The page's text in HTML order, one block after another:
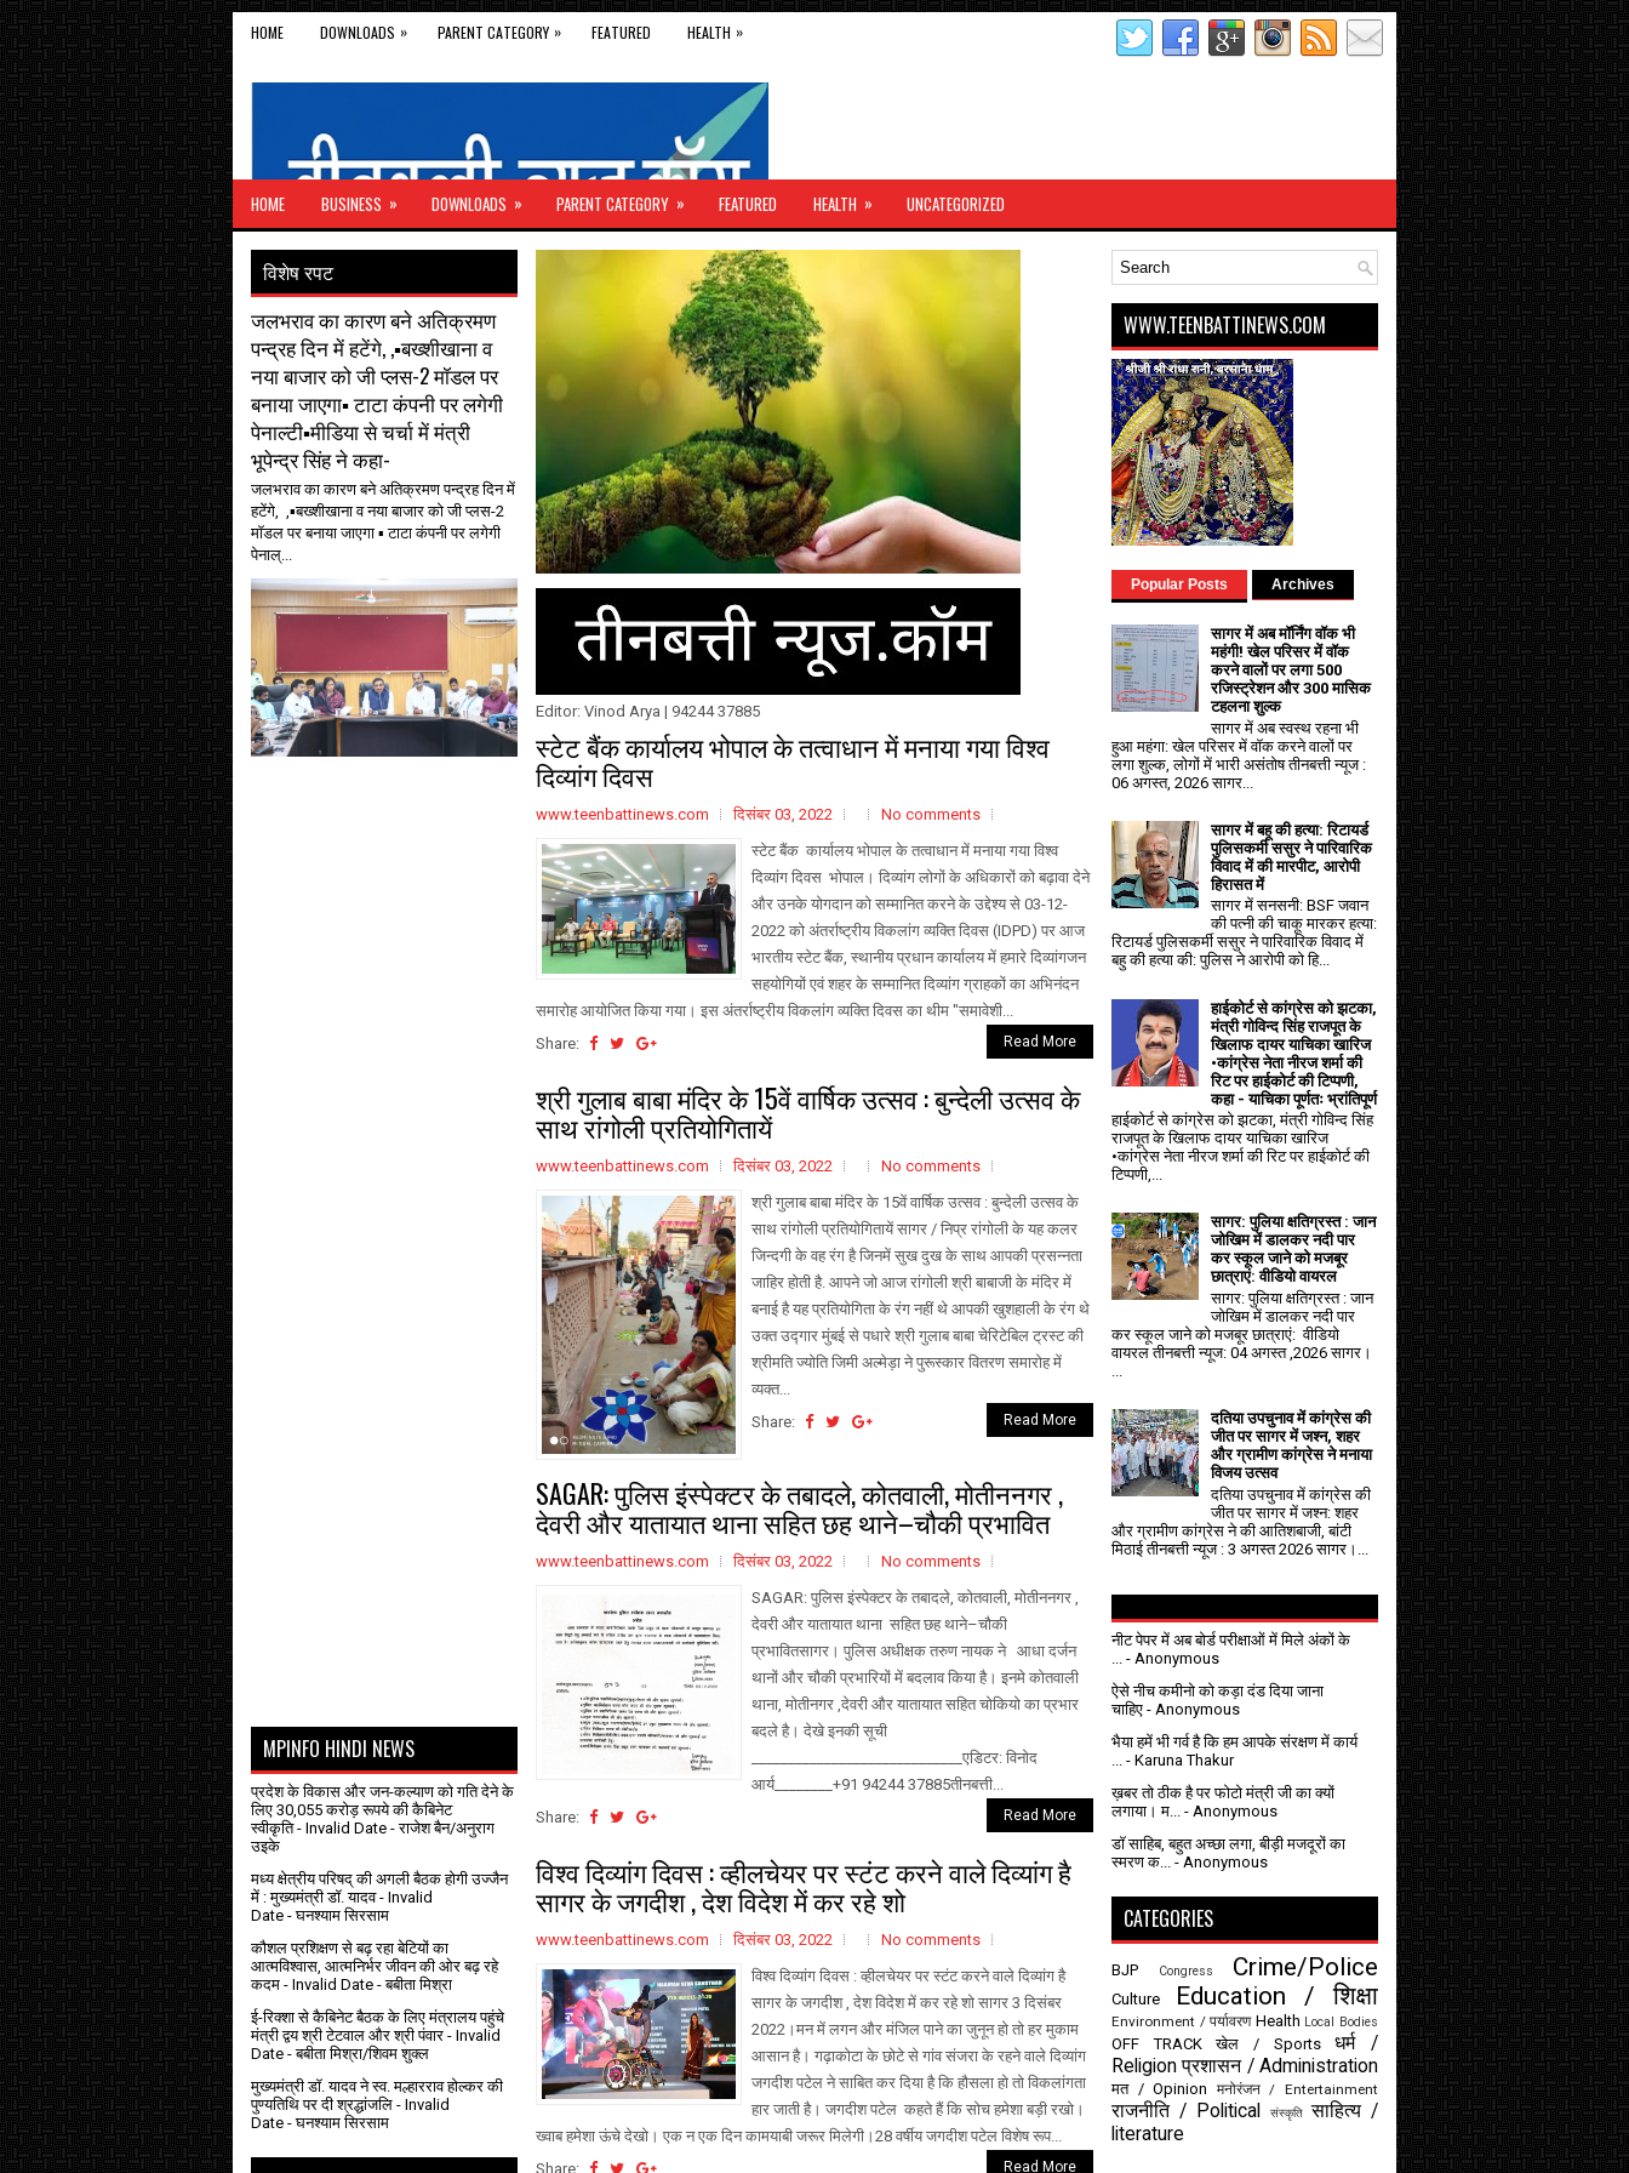
HOME DOWNLOADS » PARENT CATEGORY » FEATURED HEALTH »
HOME BUSINESS » DOWNLOADS » PARENT CATEGORY » FEATURED HEALTH » UNCATEGORIZED
Editor: Vinod Arya | 94244 37885
स्टेट बैंक कार्यालय भोपाल के तत्वाधान में मनाया गया विश्व
दिव्यांग दिवस
www.teenbattinews.com दिसंबर 03, 2022
No comments
स्टेट बैंक कार्यालय भोपाल के तत्वाधान में मनाया गया विश्व
दिव्यांग दिवस भोपाल। दिव्यांग लोगों के अधिकारों को बढ़ावा देने
और उनके योगदान को सम्मानित करने के उद्देश्य से 03-12-
2022 को अंतर्राष्ट्रीय विकलांग व्यक्ति दिवस (IDPD) पर आज
भारतीय स्टेट बैंक, स्थानीय प्रधान कार्यालय में हमारे दिव्यांगजन
सहयोगियों एवं शहर के सम्मानित दिव्यांग ग्राहकों का अभिनंदन
समारोह आयोजित किया गया। इस अंतर्राष्ट्रीय विकलांग व्यक्ति दिवस का थीम "समावेशी...
Share:
Read More
श्री गुलाब बाबा मंदिर के 15वें वार्षिक उत्सव : बुन्देली उत्सव के
साथ रांगोली प्रतियोगितायें
www.teenbattinews.com दिसंबर 03, 2022
No comments
श्री गुलाब बाबा मंदिर के 15वें वार्षिक उत्सव : बुन्देली उत्सव के
साथ रांगोली प्रतियोगितायें सागर / निप्र रांगोली के यह कलर
जिन्दगी के वह रंग है जिनमें सुख दुख के साथ आपकी प्रसन्नता
जाहिर होती है. आपने जो आज रांगोली श्री बाबाजी के मंदिर में
बनाई है यह प्रतियोगिता के रंग नहीं थे आपकी खुशहाली के रंग थे
उक्त उद्गार मुंबई से पधारे श्री गुलाब बाबा चेरिटेबिल ट्रस्ट की
श्रीमति ज्योति जिमी अल्मेड़ा ने पुरूस्कार वितरण समारोह में
व्यक्त...
Share:
Read More
SAGAR: पुलिस इंस्पेक्टर के तबादले, कोतवाली, मोतीननगर ,
देवरी और यातायात थाना सहित छह थाने–चौकी प्रभावित
www.teenbattinews.com दिसंबर 03, 2022
No comments
SAGAR: पुलिस इंस्पेक्टर के तबादले, कोतवाली, मोतीननगर ,
देवरी और यातायात थाना सहित छह थाने–चौकी
प्रभावितसागर। पुलिस अधीक्षक तरुण नायक ने आधा दर्जन
थानों और चौकी प्रभारियों में बदलाव किया है। इनमे कोतवाली
थाना, मोतीनगर ,देवरी और यातायात सहित चोकियो का प्रभार
बदले है। देखे इनकी सूची
_____________________________एडिटर: विनोद
आर्य________+91 94244 37885तीनबत्ती...
Share:
Read More
विश्व दिव्यांग दिवस : व्हीलचेयर पर स्टंट करने वाले दिव्यांग है
सागर के जगदीश , देश विदेश में कर रहे शो
www.teenbattinews.com दिसंबर 03, 2022
No comments
विश्व दिव्यांग दिवस : व्हीलचेयर पर स्टंट करने वाले दिव्यांग है
सागर के जगदीश , देश विदेश में कर रहे शो सागर 3 दिसंबर
2022।मन में लगन और मंजिल पाने का जुनून हो तो हर मुकाम
आसान है। गढ़ाकोटा के छोटे से गांव संजरा के रहने वाले दिव्यांग
जगदीश पटेल ने साबित कर दिया है कि हौसला हो तो विकलांगता
हार जाती है। जगदीश पटेल कहते हैं कि सोच हमेशा बड़ी रखो।
ख्वाब हमेशा ऊंचे देखो। एक न एक दिन कामयाबी जरूर मिलेगी।28 वर्षीय जगदीश पटेल विशेष रूप...
Share:
Read More
विशेष रपट
जलभराव का कारण बने अतिक्रमण
पन्द्रह दिन में हटेंगे, ,▪️बख्शीखाना व
नया बाजार को जी प्लस-2 मॉडल पर
बनाया जाएगा▪️ टाटा कंपनी पर लगेगी
पेनाल्टी▪️मीडिया से चर्चा में मंत्री
भूपेन्द्र सिंह ने कहा-
जलभराव का कारण बने अतिक्रमण पन्द्रह दिन में
हटेंगे, ,▪️बख्शीखाना व नया बाजार को जी प्लस-2
मॉडल पर बनाया जाएगा ▪️ टाटा कंपनी पर लगेगी
पेनाल्...
MPINFO HINDI NEWS
प्रदेश के विकास और जन-कल्याण को गति देने के
लिए 30,055 करोड़ रूपये की कैबिनेट
स्वीकृति- Invalid Date - राजेश बैन/अनुराग
उइके
मध्य क्षेत्रीय परिषद् की अगली बैठक होगी उज्जैन
में : मुख्यमंत्री डॉ. यादव- Invalid
Date - घनश्याम सिरसाम
कौशल प्रशिक्षण से बढ़ रहा बेटियों का
आत्मविश्वास, आत्मनिर्भर जीवन की ओर बढ़ रहे
कदम - Invalid Date - बबीता मिश्रा
ई-रिक्शा से कैबिनेट बैठक के लिए मंत्रालय पहुंचे
मंत्री द्वय श्री टेटवाल और श्री पंवार - Invalid
Date - बबीता मिश्रा/शिवम शुक्ल
मुख्यमंत्री डॉ. यादव ने स्व. मल्हारराव होल्कर की
पुण्यतिथि पर दी श्रद्धांजलि - Invalid
Date - घनश्याम सिरसाम
WWW.TEENBATTINEWS.COM
Popular Posts Archives
सागर में अब मॉर्निंग वॉक भी
महंगी! खेल परिसर में वॉक
करने वालों पर लगा ₹500
रजिस्ट्रेशन और ₹300 मासिक
टहलना शुल्क
सागर में अब स्वस्थ रहना भी
हुआ महंगा: खेल परिसर में वॉक करने वालों पर
लगा शुल्क, लोगों में भारी असंतोष तीनबत्ती न्यूज :
06 अगस्त, 2026 सागर...
सागर में बहू की हत्या: रिटायर्ड
पुलिसकर्मी ससुर ने पारिवारिक
विवाद में की मारपीट, आरोपी
हिरासत में
सागर में सनसनी: BSF जवान
की पत्नी की चाकू मारकर हत्या:
रिटायर्ड पुलिसकर्मी ससुर ने पारिवारिक विवाद में
बहु की हत्या की: पुलिस ने आरोपी को हि...
हाईकोर्ट से कांग्रेस को झटका,
मंत्री गोविन्द सिंह राजपूत के
खिलाफ दायर याचिका खारिज
•कांग्रेस नेता नीरज शर्मा की
रिट पर हाईकोर्ट की टिप्पणी,
कहा - याचिका पूर्णतः भ्रांतिपूर्ण
हाईकोर्ट से कांग्रेस को झटका, मंत्री गोविन्द सिंह
राजपूत के खिलाफ दायर याचिका खारिज
•कांग्रेस नेता नीरज शर्मा की रिट पर हाईकोर्ट की
टिप्पणी,...
सागर: पुलिया क्षतिग्रस्त : जान
जोखिम में डालकर नदी पार
कर स्कूल जाने को मजबूर
छात्राएं: वीडियो वायरल
सागर: पुलिया क्षतिग्रस्त : जान
जोखिम में डालकर नदी पार
कर स्कूल जाने को मजबूर छात्राएं: वीडियो
वायरल तीनबत्ती न्यूज: 04 अगस्त ,2026 सागर।
...
दतिया उपचुनाव में कांग्रेस की
जीत पर सागर में जश्न, शहर
और ग्रामीण कांग्रेस ने मनाया
विजय उत्सव
दतिया उपचुनाव में कांग्रेस की
जीत पर सागर में जश्न: शहर
और ग्रामीण कांग्रेस ने की आतिशबाजी, बांटी
मिठाई तीनबत्ती न्यूज : 3 अगस्त 2026 सागर।...
नीट पेपर में अब बोर्ड परीक्षाओं में मिले अंकों के
- Anonymous
ऐसे नीच कमीनो को कड़ा दंड दिया जाना
चाहिए - Anonymous
भैया हमें भी गर्व है कि हम आपके संरक्षण में कार्य
- Karuna Thakur
ख़बर तो ठीक है पर फोटो मंत्री जी का क्यों
लगाया। म...
- Anonymous
डॉ साहिब, बहुत अच्छा लगा, बीड़ी मजदूरों का
स्मरण क...
- Anonymous
CATEGORIES
BJP Congress Crime/Police
Culture Education / शिक्षा
Environment / पर्यावरण Health Local Bodies
OFF TRACK खेल / Sports
धर्म /
Religion प्रशासन / Administration
मत / Opinion मनोरंजन / Entertainment
राजनीति / Political संस्कृति साहित्य /
literature